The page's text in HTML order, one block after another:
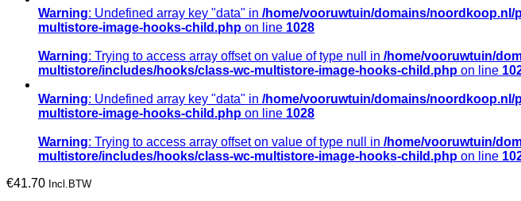
Warning: Undefined array key "data" in /home/vooruwtuin/domains/
multistore-image-hooks-child.php on line 1028
Warning: Trying to access array offset on value of type null in /home/vooruwtuin/
multistore/includes/hooks/class-wc-multistore-image-hooks-child.php on line
Warning: Undefined array key "data" in /home/vooruwtuin/domains/
multistore-image-hooks-child.php on line 1028
Warning: Trying to access array offset on value of type null in /home/vooruwtuin/
multistore/includes/hooks/class-wc-multistore-image-hooks-child.php on line
€41.70 Incl.BTW